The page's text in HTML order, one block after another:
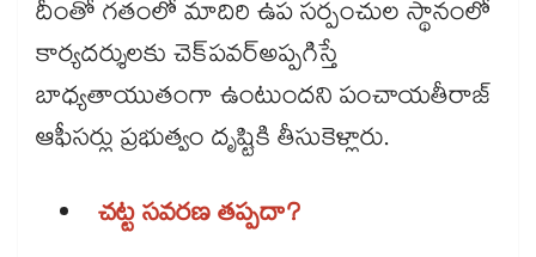
దీంతో గతంలో మాదిరి ఉప సర్పంచుల స్థానంలో
కార్యదర్శులకు చెక్​పవర్​అప్పగిస్తే
బాధ్యతాయుతంగా ఉంటుందని పంచాయతీరాజ్​
ఆఫీసర్లు ప్రభుత్వం దృష్టికి తీసుకెళ్లారు.
చట్ట సవరణ తప్పదా?